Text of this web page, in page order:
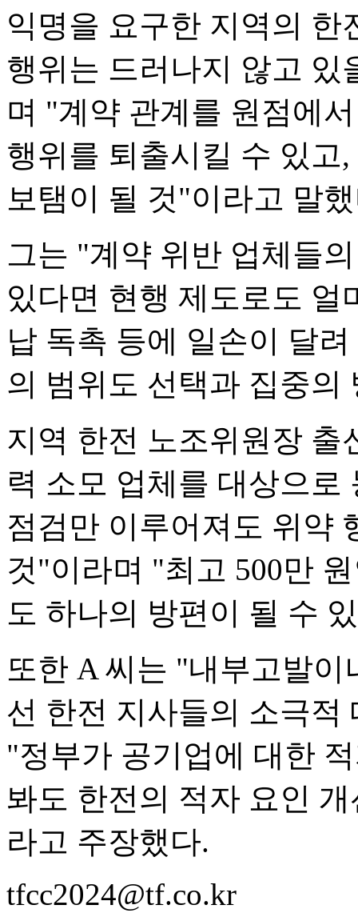
익명을 요구한 지역의
행위는 드러나지 않고
며 "계약 관계를 원점에
행위를 퇴출시킬 수 있고
보탬이 될 것"이라고 말
그는 "계약 위반 업체들
있다면 현행 제도로도
납 독촉 등에 일손이 달
의 범위도 선택과 집중의
지역 한전 노조위원장 출
력 소모 업체를 대상으로
점검만 이루어져도 위약
것"이라며 "최고 500만
도 하나의 방편이 될 수
또한 A 씨는 "내부고발
선 한전 지사들의 소극
"정부가 공기업에 대한
봐도 한전의 적자 요인
라고 주장했다.
tfcc2024@tf.co.kr